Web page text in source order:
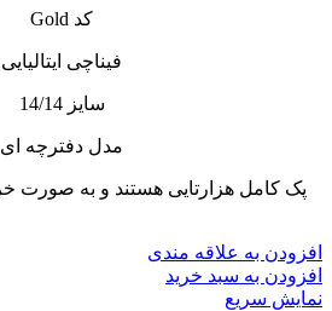
کد Gold
فیناچی ایتالیایی
سایز 14/14
مدل دفترچه ای
پک کامل هزارتایی هستند و به صورت
افزودن به علاقه مندی
افزودن به سبد خرید
نمایش سریع